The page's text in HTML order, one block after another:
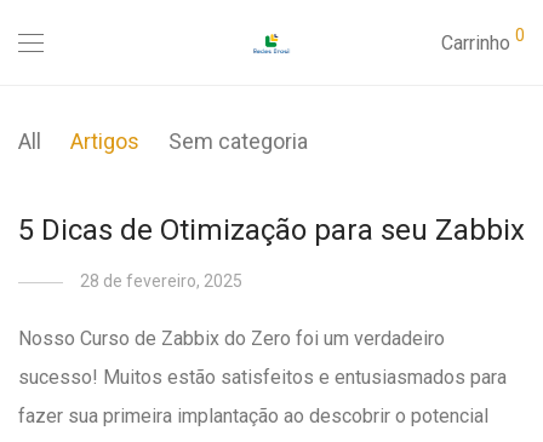
Carrinho 0
All Artigos Sem categoria
5 Dicas de Otimização para seu Zabbix
28 de fevereiro, 2025
Nosso Curso de Zabbix do Zero foi um verdadeiro
sucesso! Muitos estão satisfeitos e entusiasmados para
fazer sua primeira implantação ao descobrir o potencial